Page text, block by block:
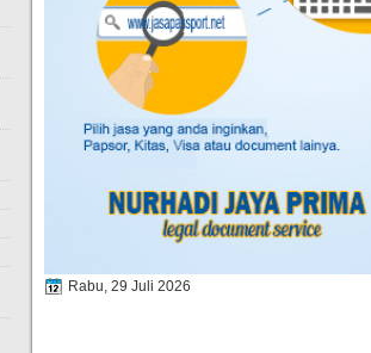
Rabu, 29 Juli 2026